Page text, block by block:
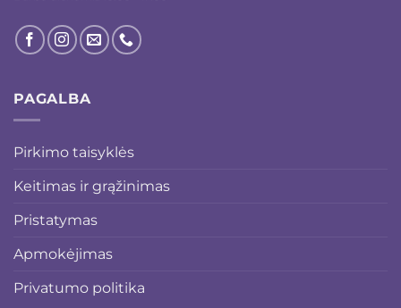
PAGALBA
Pirkimo taisyklės
Keitimas ir grąžinimas
Pristatymas
Apmokėjimas
Privatumo politika